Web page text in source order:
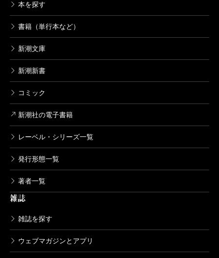
本を探す
書籍（単行本など）
新潮文庫
新潮新書
コミック
新潮社の電子書籍
レーベル・シリーズ一覧
発行形態一覧
著者一覧
雑誌
雑誌を探す
ウェブマガジンとアプリ